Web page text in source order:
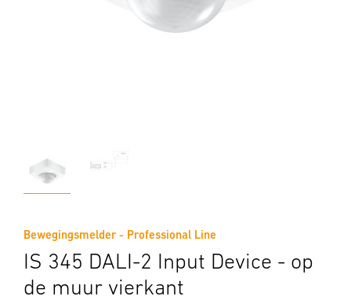
Bewegingsmelder - Professional Line
IS 345 DALI-2 Input Device - op
de muur vierkant